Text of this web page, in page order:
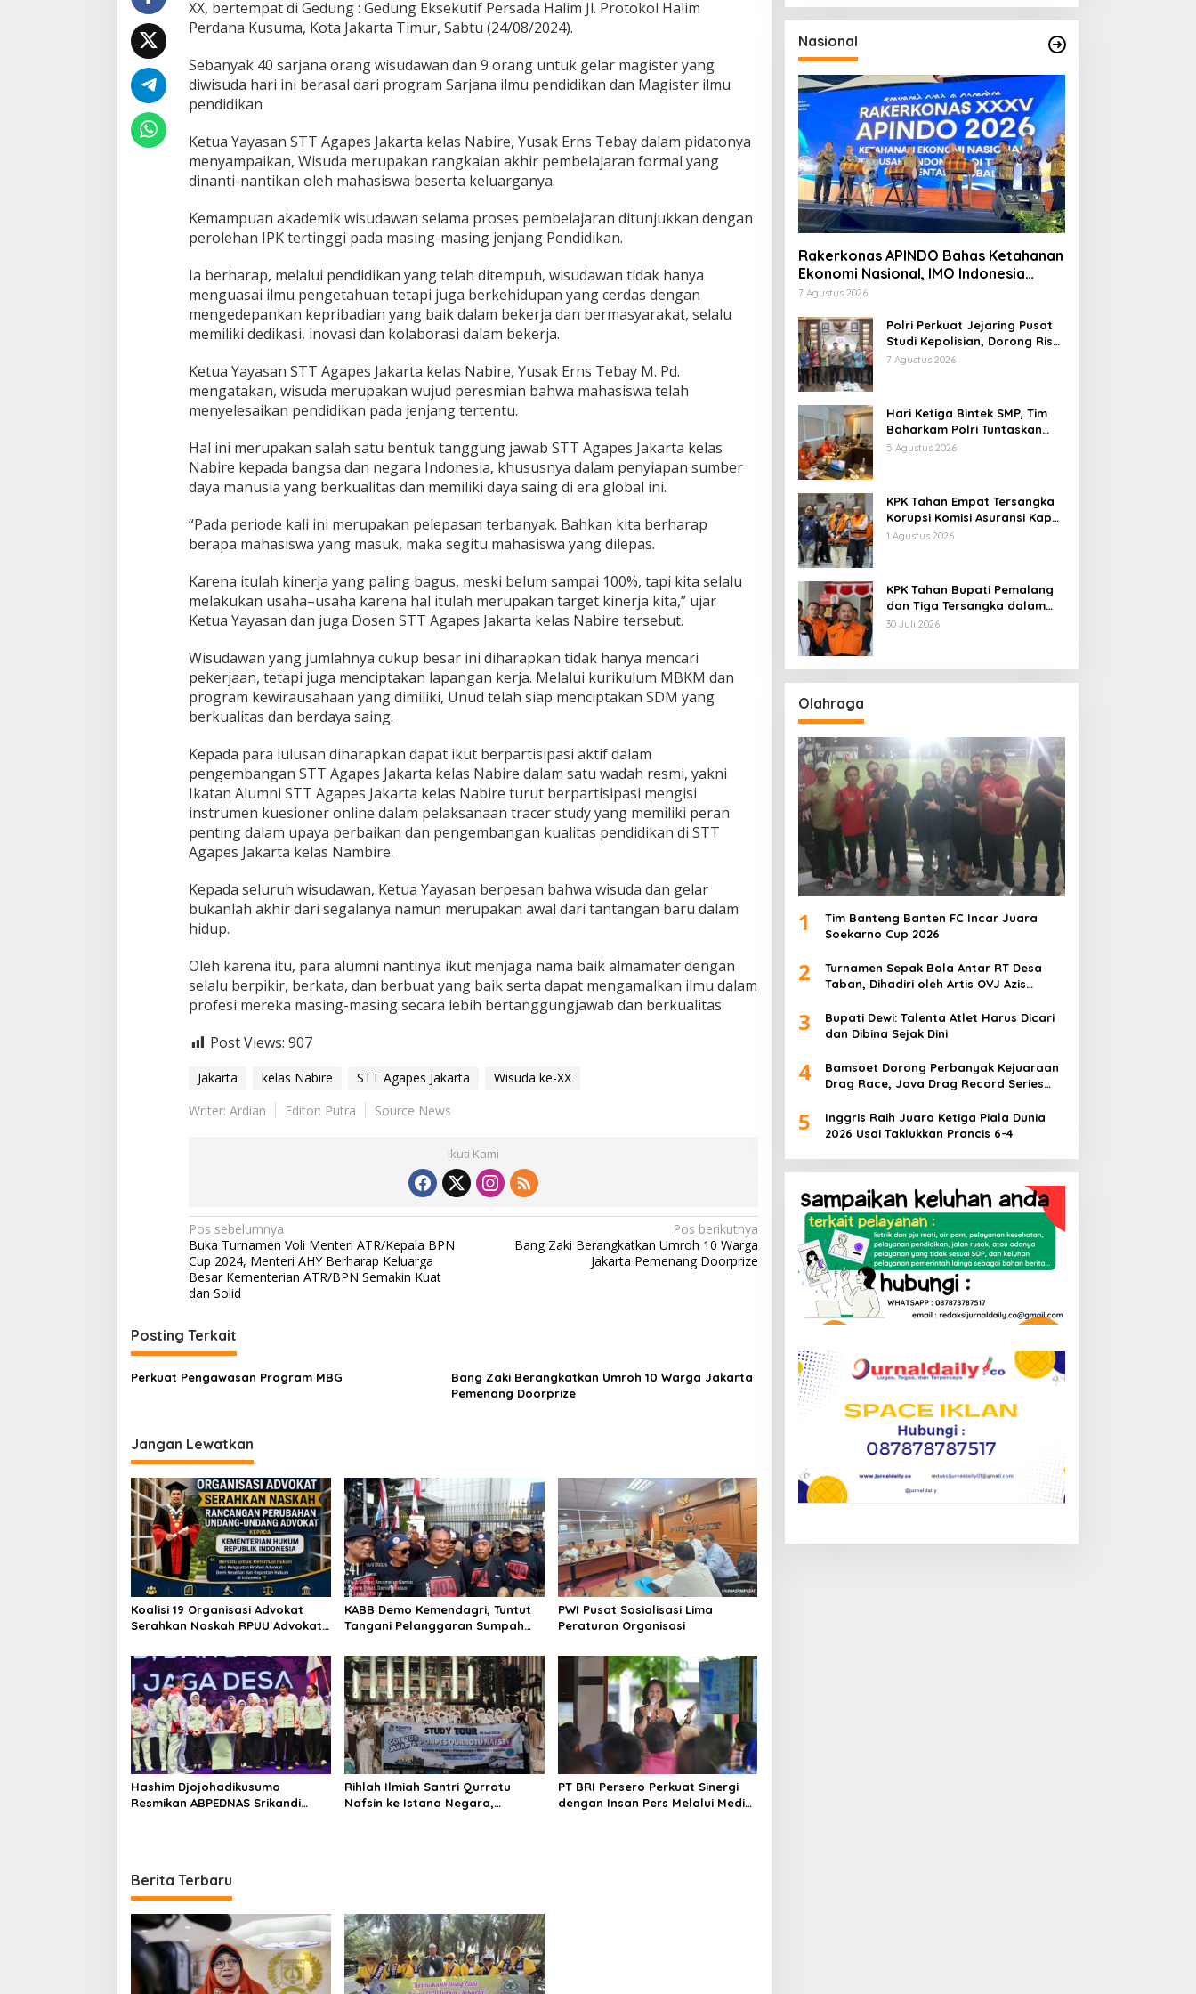
k
e
X
X
d
a
k
a
r
a
XX, bertempat di Gedung : Gedung Eksekutif Persada Halim Jl. Protokol Halim
Perdana Kusuma, Kota Jakarta Timur, Sabtu (24/08/2024).
Sebanyak 40 sarjana orang wisudawan dan 9 orang untuk gelar magister yang
diwisuda hari ini berasal dari program Sarjana ilmu pendidikan dan Magister ilmu
pendidikan
Ketua Yayasan STT Agapes Jakarta kelas Nabire, Yusak Erns Tebay dalam pidatonya
menyampaikan, Wisuda merupakan rangkaian akhir pembelajaran formal yang
dinanti-nantikan oleh mahasiswa beserta keluarganya.
Kemampuan akademik wisudawan selama proses pembelajaran ditunjukkan dengan
perolehan IPK tertinggi pada masing-masing jenjang Pendidikan.
Ia berharap, melalui pendidikan yang telah ditempuh, wisudawan tidak hanya
menguasai ilmu pengetahuan tetapi juga berkehidupan yang cerdas dengan
mengedepankan kepribadian yang baik dalam bekerja dan bermasyarakat, selalu
memiliki dedikasi, inovasi dan kolaborasi dalam bekerja.
Ketua Yayasan STT Agapes Jakarta kelas Nabire, Yusak Erns Tebay M. Pd.
mengatakan, wisuda merupakan wujud peresmian bahwa mahasiswa telah
menyelesaikan pendidikan pada jenjang tertentu.
Hal ini merupakan salah satu bentuk tanggung jawab STT Agapes Jakarta kelas
Nabire kepada bangsa dan negara Indonesia, khususnya dalam penyiapan sumber
daya manusia yang berkualitas dan memiliki daya saing di era global ini.
“Pada periode kali ini merupakan pelepasan terbanyak. Bahkan kita berharap
berapa mahasiswa yang masuk, maka segitu mahasiswa yang dilepas.
Karena itulah kinerja yang paling bagus, meski belum sampai 100%, tapi kita selalu
melakukan usaha–usaha karena hal itulah merupakan target kinerja kita,” ujar
Ketua Yayasan dan juga Dosen STT Agapes Jakarta kelas Nabire tersebut.
Wisudawan yang jumlahnya cukup besar ini diharapkan tidak hanya mencari
pekerjaan, tetapi juga menciptakan lapangan kerja. Melalui kurikulum MBKM dan
program kewirausahaan yang dimiliki, Unud telah siap menciptakan SDM yang
berkualitas dan berdaya saing.
Kepada para lulusan diharapkan dapat ikut berpartisipasi aktif dalam
pengembangan STT Agapes Jakarta kelas Nabire dalam satu wadah resmi, yakni
Ikatan Alumni STT Agapes Jakarta kelas Nabire turut berpartisipasi mengisi
instrumen kuesioner online dalam pelaksanaan tracer study yang memiliki peran
penting dalam upaya perbaikan dan pengembangan kualitas pendidikan di STT
Agapes Jakarta kelas Nambire.
Kepada seluruh wisudawan, Ketua Yayasan berpesan bahwa wisuda dan gelar
bukanlah akhir dari segalanya namun merupakan awal dari tantangan baru dalam
hidup.
Oleh karena itu, para alumni nantinya ikut menjaga nama baik almamater dengan
selalu berpikir, berkata, dan berbuat yang baik serta dapat mengamalkan ilmu dalam
profesi mereka masing-masing secara lebih bertanggungjawab dan berkualitas.
Post Views: 907
Jakarta kelas Nabire STT Agapes Jakarta
Wisuda ke-XX
Writer: Ardian
Editor: Putra Source News
Ikuti Kami
N
a
v
g
a
s
p
o
s
Pos sebelumnya
Buka Turnamen Voli Menteri ATR/Kepala BPN
Cup 2024, Menteri AHY Berharap Keluarga
Besar Kementerian ATR/BPN Semakin Kuat
dan Solid
Pos berikutnya
Bang Zaki Berangkatkan Umroh 10 Warga
Jakarta Pemenang Doorprize
Posting Terkait
Perkuat Pengawasan Program MBG
Bang Zaki Berangkatkan Umroh 10 Warga Jakarta
Pemenang Doorprize
Jangan Lewatkan
Koalisi 19 Organisasi Advokat
Serahkan Naskah RPUU Advokat
KABB Demo Kemendagri, Tuntut
Tangani Pelanggaran Sumpah
PWI Pusat Sosialisasi Lima
Peraturan Organisasi
Hashim Djojohadikusumo
Resmikan ABPEDNAS Srikandi
Rihlah Ilmiah Santri Qurrotu
Nafsin ke Istana Negara,
PT BRI Persero Perkuat Sinergi
dengan Insan Pers Melalui Media
Berita Terbaru
Nasional
Rakerkonas APINDO Bahas Ketahanan
Ekonomi Nasional, IMO Indonesia
Soroti Pentingnya Kolaborasi Lintas
7 Agustus 2026
Polri Perkuat Jejaring Pusat
Studi Kepolisian, Dorong Riset
Jadi Dasar Kebijakan dan
7 Agustus 2026
Hari Ketiga Bintek SMP, Tim
Baharkam Polri Tuntaskan
Pemeriksaan Pola
5 Agustus 2026
KPK Tahan Empat Tersangka
Korupsi Komisi Asuransi Kapal
PT Pelni
1 Agustus 2026
KPK Tahan Bupati Pemalang
dan Tiga Tersangka dalam
Kasus Dugaan Pemerasan
30 Juli 2026
Olahraga
1
Tim Banteng Banten FC Incar Juara
Soekarno Cup 2026
2
Turnamen Sepak Bola Antar RT Desa
Taban, Dihadiri oleh Artis OVJ Azis
3
Bupati Dewi: Talenta Atlet Harus Dicari
dan Dibina Sejak Dini
4
Bamsoet Dorong Perbanyak Kejuaraan
Drag Race, Java Drag Record Series
Muda
5
Inggris Raih Juara Ketiga Piala Dunia
2026 Usai Taklukkan Prancis 6-4